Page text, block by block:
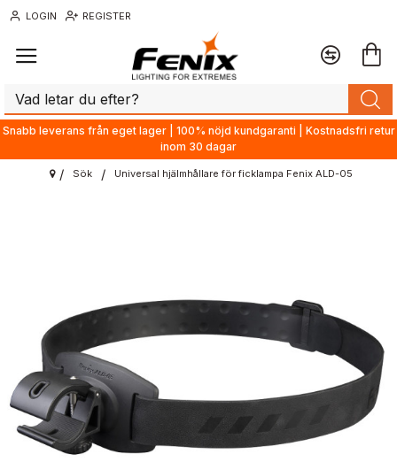
LOGIN REGISTER
Snabb leverans från eget lager | 100% nöjd kundgaranti | Kostnadsfri retur
inom 30 dagar
Sök Universal hjälmhållare för ficklampa Fenix ALD-05